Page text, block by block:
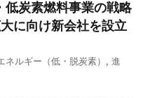
低炭素燃料事業の戦略
に向け新会社を設立
ネルギー（低・脱炭素） , 進